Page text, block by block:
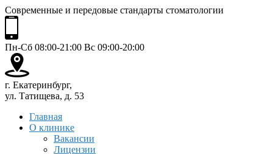
Современные и передовые стандарты стоматологии
Пн-Сб 08:00-21:00 Вс 09:00-20:00
г. Екатеринбург,
ул. Татищева, д. 53
Главная
О клинике
Вакансии
Лицензии